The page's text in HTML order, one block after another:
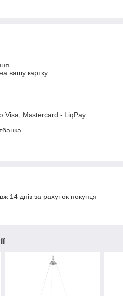
вашу картку
Visa, Mastercard - LiqPay
14 днів за рахунок покупця